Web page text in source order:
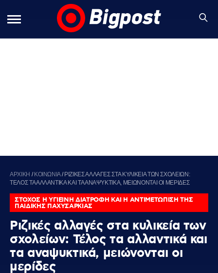
ΑΡΧΙΚΗ / ΚΟΙΝΩΝΙΑ/ ΡΙΖΙΚΕΣ ΑΛΛΑΓΕΣ ΣΤΑ ΚΥΛΙΚΕΙΑ ΤΩΝ ΣΧΟΛΕΙΩΝ:
ΤΕΛΟΣ ΤΑ ΑΛΛΑΝΤΙΚΑ ΚΑΙ ΤΑ ΑΝΑΨΥΚΤΙΚΑ, ΜΕΙΩΝΟΝΤΑΙ ΟΙ ΜΕΡΙΔΕΣ
ΣΤΟΧΟΣ Η ΥΓΙΕΙΝΗ ΔΙΑΤΡΟΦΗ ΚΑΙ Η ΑΝΤΙΜΕΤΩΠΙΣΗ ΤΗΣ
ΠΑΙΔΙΚΗΣ ΠΑΧΥΣΑΡΚΙΑΣ
Ριζικές αλλαγές στα κυλικεία των
σχολείων: Τέλος τα αλλαντικά και
τα αναψυκτικά, μειώνονται οι
μερίδες